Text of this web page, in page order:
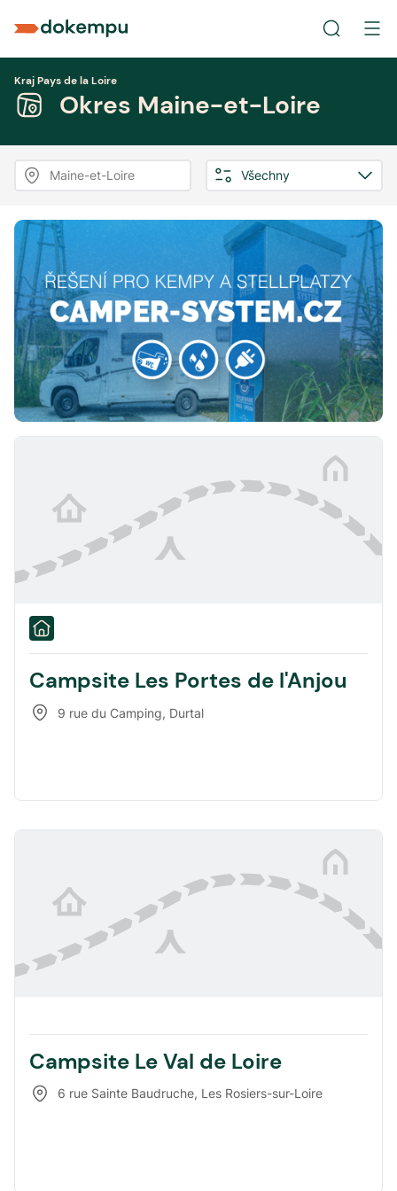
Kraj Pays de la Loire
Okres Maine-et-Loire
Maine-et-Loire Všechny
Campsite Les Portes de l'Anjou
9 rue du Camping, Durtal
Campsite Le Val de Loire
6 rue Sainte Baudruche, Les Rosiers-sur-Loire